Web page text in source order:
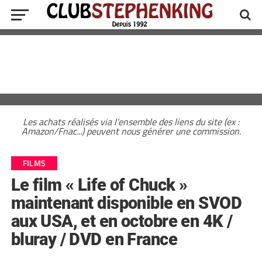
Les achats réalisés via l'ensemble des liens du site (ex :
Amazon/Fnac...) peuvent nous générer une commission.
FILMS
Le film « Life of Chuck »
maintenant disponible en SVOD
aux USA, et en octobre en 4K /
bluray / DVD en France